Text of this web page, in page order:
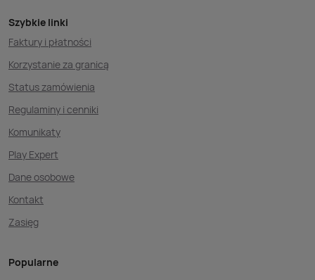
Szybkie linki
Faktury i płatności
Korzystanie za granicą
Status zamówienia
Regulaminy i cenniki
Komunikaty
Play Expert
Dane osobowe
Kontakt
Zasięg
Popularne